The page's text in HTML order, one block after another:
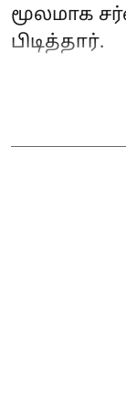
மூலமாக
பிடித்தார்.